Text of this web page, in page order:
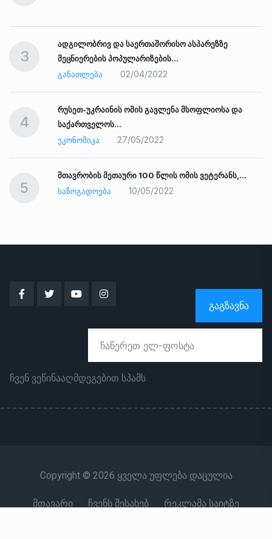
3
ადგილობრივ და საერთაშორისო ასპარეზზე
მეცნიერების პოპულარიზების…
ᲒᲐᲜᲐᲗᲚᲔᲑᲐ
02/04/2022
4
რუსეთ-უკრაინის ომის გავლენა მსოფლიოსა და
საქართველოს…
ᲔᲙᲝᲜᲝᲛᲘᲙᲐ
27/05/2022
5
მთავრობის მეთაური 100 წლის ომის ვეტერანს,…
ᲡᲐᲖᲝᲒᲐᲓᲝᲔᲑᲐ
10/05/2022
ᲒᲐᲒᲖᲐᲕᲜᲐ
ჩვენ ვეწინააღმდეგებით სპამს
Copyright © 2026 ყველა უფლება დაცულია
მთავარი
ჩვენს შესახებ
რეკლამა საიტზე